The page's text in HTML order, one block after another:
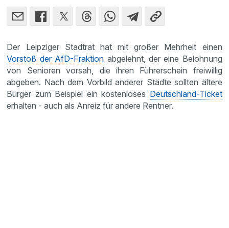
Der Leipziger Stadtrat hat mit großer Mehrheit einen
Vorstoß der AfD-Fraktion abgelehnt, der eine Belohnung
von Senioren vorsah, die ihren Führerschein freiwillig
abgeben. Nach dem Vorbild anderer Städte sollten ältere
Bürger zum Beispiel ein kostenloses Deutschland-Ticket
erhalten - auch als Anreiz für andere Rentner.